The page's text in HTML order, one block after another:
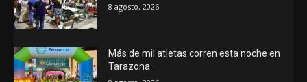
8 agosto, 2026
Más de mil atletas corren esta noche en
Tarazona